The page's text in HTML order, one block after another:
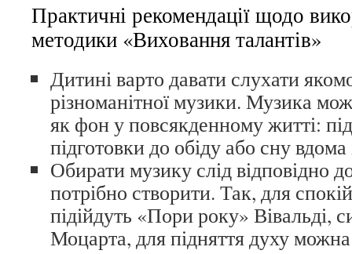
Практичні рекомендації щодо
методики «Виховання талантів»
Дитині варто давати слухати
різноманітної музики. Музика
як фон у повсякденному житті: під
підготовки до обіду або сну
Обирати музику слід відповідно
потрібно створити. Так, для
підійдуть «Пори року» Вівальді,
Моцарта, для підняття духу